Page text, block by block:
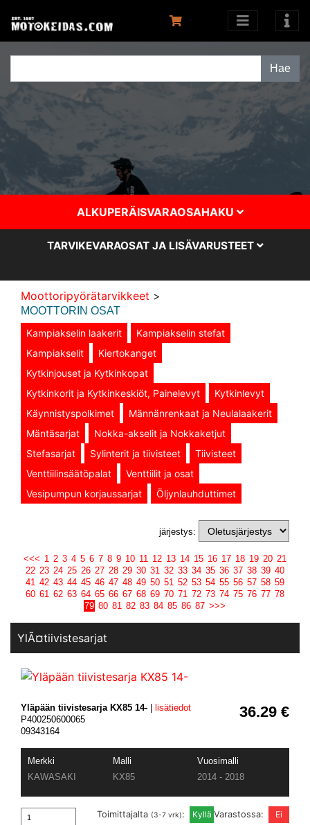
ALKUPERÄISVARAOSAHAKU
TARVIKEVARAOSAT JA LISÄVARUSTEET
Moottoripyörätarvikkeet >
MOOTTORIN OSAT
Kampiakselin laakerit
Kampiakselin stefat
Kampiakselit
Kiertokanget
Kytkinjouset ja Kytkinkopat
Kytkinkorit ja Kytkinkeskiöt, Painelevyt
Kytkinlevyt
Käynnistyspolkimet
Männänrenkaat ja Neulalaakerit
Mäntäsarjat
Nokka-akselit ja Nokkaketjut
Stefasarjat
Sylinterit ja tiivisteet
Tiivisteet
Venttiilinsäätöpalat
Venttiilit ja osat
Vesipumpun korjaussarjat
Öljynlauhduttimet
järjestys:
<<< 1 2 3 4 5 6 7 8 9 10 11 12 13 14 15 16 17 18 19 20 21
22 23 24 25 26 27 28 29 30 31 32 33 34 35 36 37 38 39 40
41 42 43 44 45 46 47 48 49 50 51 52 53 54 55 56 57 58 59
60 61 62 63 64 65 66 67 68 69 70 71 72 73 74 75 76 77 78
79 80 81 82 83 84 85 86 87 >>>
YlÃ¤tiivistesarjat
36.29 €
Yläpään tiivistesarja KX85 14-
lisätiedot
P400250600065
09343164
Merkki Malli
Vuosimalli
KAWASAKI
KX85 2014 - 2018
Varastossa:
Toimittajalta (3-7 vrk):